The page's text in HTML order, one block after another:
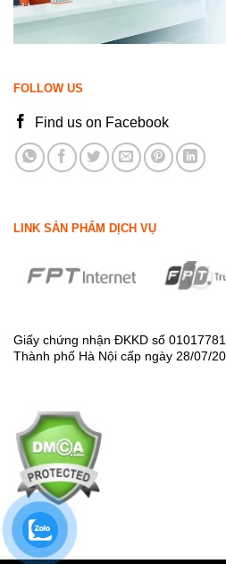
FOLLOW US
Find us on Facebook
LINK SẢN PHẨM DỊCH VỤ
Giấy chứng nhận ĐKKD số
Thành phố Hà Nội cấp ngày 28/07/